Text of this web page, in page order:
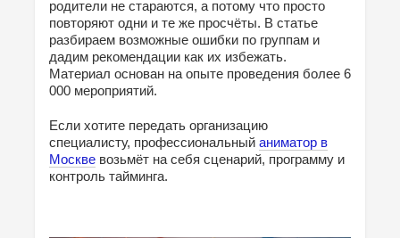
родители не стараются, а потому что просто
повторяют одни и те же просчёты. В статье
разбираем возможные ошибки по группам и
дадим рекомендации как их избежать.
Материал основан на опыте проведения более 6
000 мероприятий.
Если хотите передать организацию
специалисту, профессиональный аниматор в
Москве возьмёт на себя сценарий, программу и
контроль тайминга.